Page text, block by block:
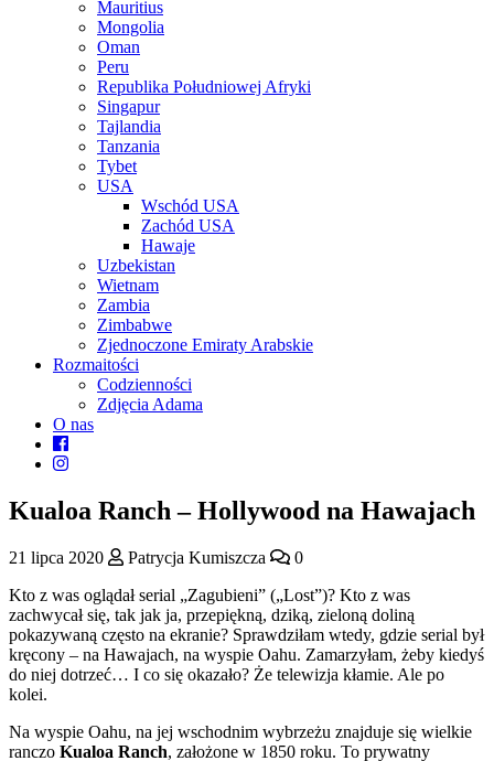
Mauritius
Mongolia
Oman
Peru
Republika Południowej Afryki
Singapur
Tajlandia
Tanzania
Tybet
USA
Wschód USA
Zachód USA
Hawaje
Uzbekistan
Wietnam
Zambia
Zimbabwe
Zjednoczone Emiraty Arabskie
Rozmaitości
Codzienności
Zdjęcia Adama
O nas
Kualoa Ranch – Hollywood na Hawajach
21 lipca 2020 Patrycja Kumiszcza
0
Kto z was oglądał serial „Zagubieni” („Lost”)? Kto z was
zachwycał się, tak jak ja, przepiękną, dziką, zieloną doliną
pokazywaną często na ekranie? Sprawdziłam wtedy, gdzie serial był
kręcony – na Hawajach, na wyspie Oahu. Zamarzyłam, żeby kiedyś
do niej dotrzeć… I co się okazało? Że telewizja kłamie. Ale po
kolei.
Na wyspie Oahu, na jej wschodnim wybrzeżu znajduje się wielkie
ranczo Kualoa Ranch, założone w 1850 roku. To prywatny